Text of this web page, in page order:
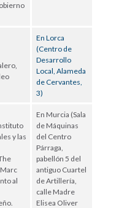
En Lorca
(Centro de
Desarrollo
Local, Alameda
de Cervantes,
3)
y las
al
En Murcia (Sala
de Máquinas
del Centro
Párraga,
pabellón 5 del
antiguo Cuartel
de Artillería,
calle Madre
Elisea Oliver